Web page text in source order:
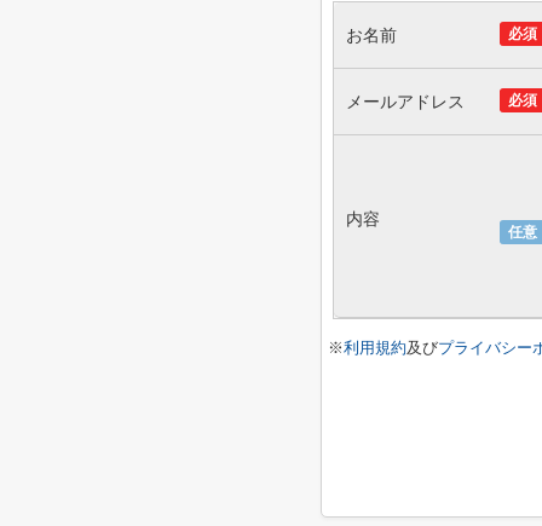
必須
お名前
必須
メールアドレス
任意
内容
※利用規約及びプライバシー